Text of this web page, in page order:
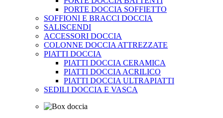
PORTE DOCCIA SOFFIETTO
SOFFIONI E BRACCI DOCCIA
SALISCENDI
ACCESSORI DOCCIA
COLONNE DOCCIA ATTREZZATE
PIATTI DOCCIA
PIATTI DOCCIA CERAMICA
PIATTI DOCCIA ACRILICO
PIATTI DOCCIA ULTRAPIATTI
SEDILI DOCCIA E VASCA